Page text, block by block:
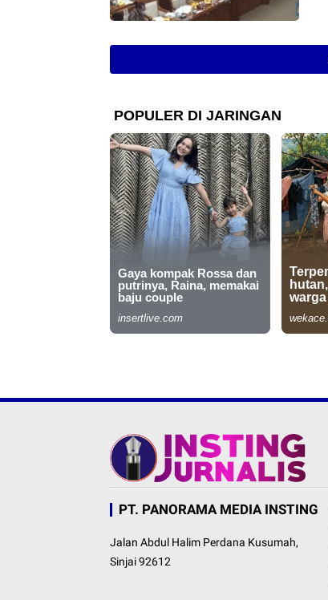
PT. PANORAMA MEDIA INSTING
Jalan Abdul Halim Perdana Kusumah,
Sinjai 92612